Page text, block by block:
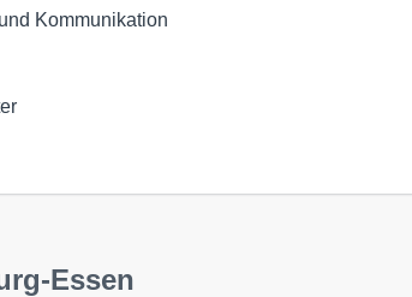
Kommunikation
Essen